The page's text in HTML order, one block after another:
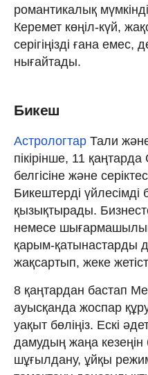
романтикалық
Керемет көңіл-күй,
серігіңізді ғана емес,
нығайтады.
Бикеш
Астрологтар Тали
пікірінше, 11
белгісіне және
Бикештерді үйлесімді
қызықтырады.
немесе
қарым-қатынастарды
жақсартып, жеке
8 қаңтардан бастап
ауысқанда жоспар
уақыт бөліңіз. Ескі
дамудың жаңа
шұғылдану, ұйқы